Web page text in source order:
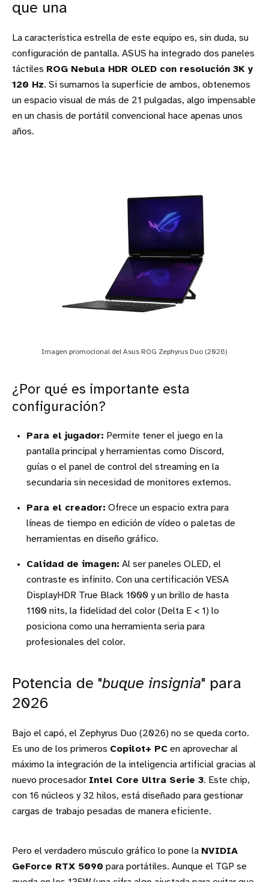
que una
La característica estrella de este equipo es, sin duda, su
configuración de pantalla. ASUS ha integrado dos paneles
táctiles ROG Nebula HDR OLED con resolución 3K y
120 Hz. Si sumamos la superficie de ambos, obtenemos
un espacio visual de más de 21 pulgadas, algo impensable
en un chasis de portátil convencional hace apenas unos
años.
Imagen promocional del Asus ROG Zephyrus Duo (2026)
¿Por qué es importante esta
configuración?
Para el jugador: Permite tener el juego en la
pantalla principal y herramientas como Discord,
guías o el panel de control del streaming en la
secundaria sin necesidad de monitores externos.
Para el creador: Ofrece un espacio extra para
líneas de tiempo en edición de vídeo o paletas de
herramientas en diseño gráfico.
Calidad de imagen: Al ser paneles OLED, el
contraste es infinito. Con una certificación VESA
DisplayHDR True Black 1000 y un brillo de hasta
1100 nits, la fidelidad del color (Delta E < 1) lo
posiciona como una herramienta seria para
profesionales del color.
Potencia de "buque insignia" para
2026
Bajo el capó, el Zephyrus Duo (2026) no se queda corto.
Es uno de los primeros Copilot+ PC en aprovechar al
máximo la integración de la inteligencia artificial gracias al
nuevo procesador Intel Core Ultra Serie 3. Este chip,
con 16 núcleos y 32 hilos, está diseñado para gestionar
cargas de trabajo pesadas de manera eficiente.
Pero el verdadero músculo gráfico lo pone la NVIDIA
GeForce RTX 5090 para portátiles. Aunque el TGP se